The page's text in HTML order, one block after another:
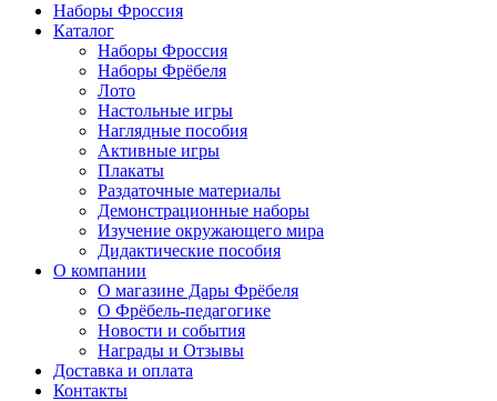
Наборы Фроссия
Каталог
Наборы Фроссия
Наборы Фрёбеля
Лото
Настольные игры
Наглядные пособия
Активные игры
Плакаты
Раздаточные материалы
Демонстрационные наборы
Изучение окружающего мира
Дидактические пособия
О компании
О магазине Дары Фрёбеля
О Фрёбель-педагогике
Новости и события
Награды и Отзывы
Доставка и оплата
Контакты